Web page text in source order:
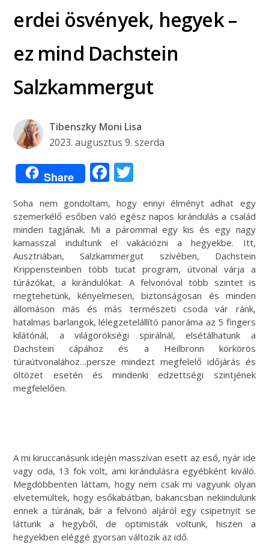
erdei ösvények, hegyek –
ez mind Dachstein
Salzkammergut
Tibenszky Moni Lisa
2023. augusztus 9. szerda
Share Facebook
Soha nem gondoltam, hogy ennyi élményt adhat egy
szemerkélő esőben való egész napos kirándulás a család
minden tagjának. Mi a párommal egy kis és egy nagy
kamasszal indultunk el vakációzni a hegyekbe. Itt,
Ausztriában, Salzkammergut szívében, Dachstein
Krippensteinben több tucat program, útvonal várja a
túrázókat, a kirándulókat. A felvonóval több szintet is
megtehetünk, kényelmesen, biztonságosan és minden
állomáson más és más természeti csoda vár ránk,
hatalmas barlangok, lélegzetelállító panoráma az 5 fingers
kilátónál, a világörökségi spirálnál, elsétálhatunk a
Dachstein cápához és a Heilbronn körkörös
túraútvonalához…persze mindezt megfelelő időjárás és
öltözet esetén és mindenki edzettségi szintjének
megfelelően.
A mi kiruccanásunk idején masszívan esett az eső, nyár ide
vagy oda, 13 fok volt, ami kirándulásra egyébként kiváló.
Megdöbbenten láttam, hogy nem csak mi vagyunk olyan
elvetemültek, hogy esőkabátban, bakancsban nekiindulunk
ennek a túrának, bár a felvonó aljáról egy csipetnyit se
láttunk a hegyből, de optimisták voltunk, hiszen a
hegyekben eléggé gyorsan változik az idő.